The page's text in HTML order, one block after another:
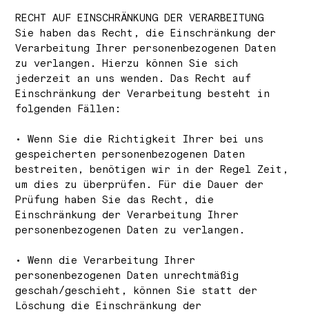
RECHT AUF EINSCHRÄNKUNG DER VERARBEITUNG
Sie haben das Recht, die Einschränkung der
Verarbeitung Ihrer personenbezogenen Daten
zu verlangen. Hierzu können Sie sich
jederzeit an uns wenden. Das Recht auf
Einschränkung der Verarbeitung besteht in
folgenden Fällen:
• Wenn Sie die Richtigkeit Ihrer bei uns
gespeicherten personenbezogenen Daten
bestreiten, benötigen wir in der Regel Zeit,
um dies zu überprüfen. Für die Dauer der
Prüfung haben Sie das Recht, die
Einschränkung der Verarbeitung Ihrer
personenbezogenen Daten zu verlangen.
• Wenn die Verarbeitung Ihrer
personenbezogenen Daten unrechtmäßig
geschah/geschieht, können Sie statt der
Löschung die Einschränkung der